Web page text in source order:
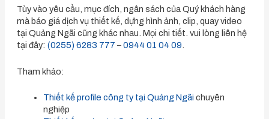
Tùy vào yêu cầu, mục đích, ngân sách của Quý khách hàng
mà báo giá dịch vụ thiết kế, dựng hình ảnh, clip, quay video
tại Quảng Ngãi cũng khác nhau. Mọi chi tiết. vui lòng liên hệ
tại đây: (0255) 6283 777 –0944 01 04 09.
Tham khảo:
Thiết kế profile công ty tại Quảng Ngãi chuyên
nghiệp